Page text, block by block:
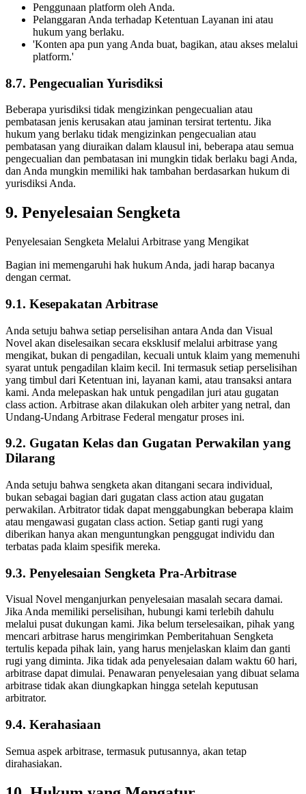
Penggunaan platform oleh Anda.
Pelanggaran Anda terhadap Ketentuan Layanan ini atau
hukum yang berlaku.
'Konten apa pun yang Anda buat, bagikan, atau akses melalui
platform.'
8.7. Pengecualian Yurisdiksi
Beberapa yurisdiksi tidak mengizinkan pengecualian atau
pembatasan jenis kerusakan atau jaminan tersirat tertentu. Jika
hukum yang berlaku tidak mengizinkan pengecualian atau
pembatasan yang diuraikan dalam klausul ini, beberapa atau semua
pengecualian dan pembatasan ini mungkin tidak berlaku bagi Anda,
dan Anda mungkin memiliki hak tambahan berdasarkan hukum di
yurisdiksi Anda.
9. Penyelesaian Sengketa
Penyelesaian Sengketa Melalui Arbitrase yang Mengikat
Bagian ini memengaruhi hak hukum Anda, jadi harap bacanya
dengan cermat.
9.1. Kesepakatan Arbitrase
Anda setuju bahwa setiap perselisihan antara Anda dan Visual
Novel akan diselesaikan secara eksklusif melalui arbitrase yang
mengikat, bukan di pengadilan, kecuali untuk klaim yang memenuhi
syarat untuk pengadilan klaim kecil. Ini termasuk setiap perselisihan
yang timbul dari Ketentuan ini, layanan kami, atau transaksi antara
kami. Anda melepaskan hak untuk pengadilan juri atau gugatan
class action. Arbitrase akan dilakukan oleh arbiter yang netral, dan
Undang-Undang Arbitrase Federal mengatur proses ini.
9.2. Gugatan Kelas dan Gugatan Perwakilan yang
Dilarang
Anda setuju bahwa sengketa akan ditangani secara individual,
bukan sebagai bagian dari gugatan class action atau gugatan
perwakilan. Arbitrator tidak dapat menggabungkan beberapa klaim
atau mengawasi gugatan class action. Setiap ganti rugi yang
diberikan hanya akan menguntungkan penggugat individu dan
terbatas pada klaim spesifik mereka.
9.3. Penyelesaian Sengketa Pra-Arbitrase
Visual Novel menganjurkan penyelesaian masalah secara damai.
Jika Anda memiliki perselisihan, hubungi kami terlebih dahulu
melalui pusat dukungan kami. Jika belum terselesaikan, pihak yang
mencari arbitrase harus mengirimkan Pemberitahuan Sengketa
tertulis kepada pihak lain, yang harus menjelaskan klaim dan ganti
rugi yang diminta. Jika tidak ada penyelesaian dalam waktu 60 hari,
arbitrase dapat dimulai. Penawaran penyelesaian yang dibuat selama
arbitrase tidak akan diungkapkan hingga setelah keputusan
arbitrator.
9.4. Kerahasiaan
Semua aspek arbitrase, termasuk putusannya, akan tetap
dirahasiakan.